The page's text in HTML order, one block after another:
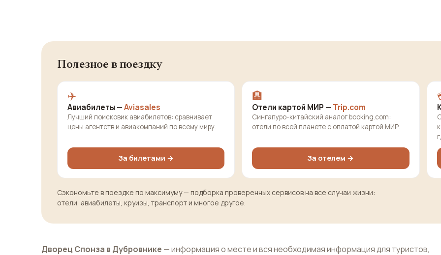
Полезное в поездку
✈️
Авиабилеты —Aviasales
Лучший поисковик авиабилетов: сравнивает
цены агентств и авиакомпаний по всему миру.
За билетами →
🏨
Отели картой МИР — Trip.com
Сингапуро-китайский аналог booking.com:
отели по всей планете с оплатой картой МИР.
За отелем →
Сэкономьте в поездке по максимуму — подборка проверенных сервисов на все случаи жизни:
отели, авиабилеты, круизы, транспорт и многое другое.
Дворец Спонза в Дубровнике — информация о месте и вся необходимая информация для туристов,